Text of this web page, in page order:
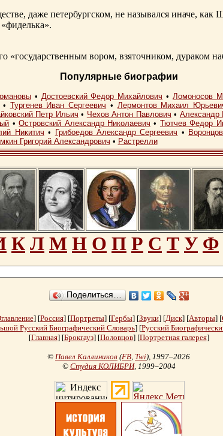
даже петербургском, не назывался иначе,
«государственным вором, взяточником, дураком
Популярные биографии
• Достоевский Федор Михайлович • Ломоносов
• Тургенев Иван Сергеевич • Лермонтов Михаил
Петр Ильич • Чехов Антон Павлович • Александр I
•Островский Александр Николаевич • Тютчев Федор
Никитич • Грибоедов Александр Сергеевич •
Григорий Александрович • Растрелли
К Л М Н О П Р С Т У Ф
Поделиться…
] [Россия] [Портреты] [Гербы] [Звуки] [Диск] [Авторы] [
Русский Биографический Словарь] [Русский
[Главная] [Брокгауз] [Половцов] [Портретная галерея]
© Павел Каллиников (FB Twi) , 1997–2026
© Студия КОЛИБРИ, 1999–2004